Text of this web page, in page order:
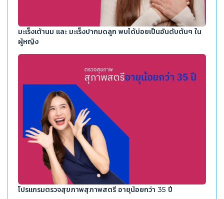
มะเร็งเต้านม และ มะเร็งปากมดลูก พบได้บ่อยเป็นอันดับต้นๆ ใน
ผู้หญิง
โปรแกรมตรวจสุขภาพสุภาพสตรี อายุน้อยกว่า 35 ปี